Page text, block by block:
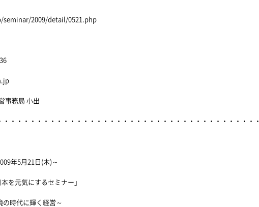
2009/detail/0521.php
事務局 小出
・・・・・・・・・・・・・・・・・・・・・・・・・・・・・・・・・・・・・・・
日(木)～
にするセミナー」
輝く経営～